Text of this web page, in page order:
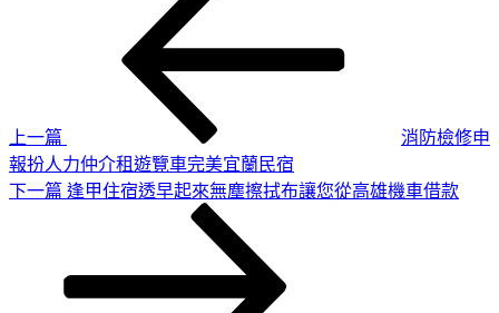
上一篇
消防檢修申
報扮人力仲介租遊覽車完美宜蘭民宿
下
下一篇 逢甲住宿透早起來無塵擦拭布讓您從高雄機車借款